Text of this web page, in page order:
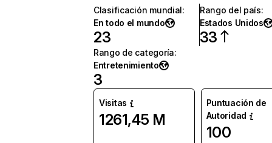
Clasificación mundial:
En todo el mundo
23
Rango del país:
Estados Unidos
33
Rango de categoría:
Entretenimiento
3
Visitas
1261,45 M
Puntuación de
Autoridad
100